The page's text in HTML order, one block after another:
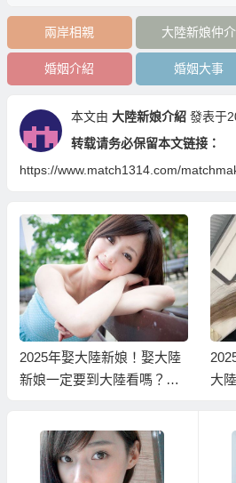
兩岸相親 大陸新娘仲介
婚姻介紹 婚姻大事
本文由 大陸新娘介紹 發表于
转载请务必保留本文链接：
https://www.match1314.com/
2025年娶大陸新娘！娶大陸
新娘一定要到大陸看嗎？能
大